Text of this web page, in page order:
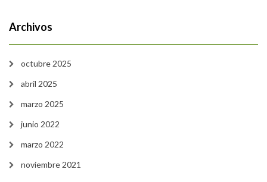
Archivos
octubre 2025
abril 2025
marzo 2025
junio 2022
marzo 2022
noviembre 2021